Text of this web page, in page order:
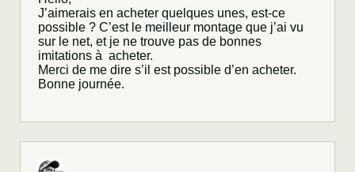
J’aimerais en acheter quelques unes, est-ce
possible ? C’est le meilleur montage que j’ai vu
sur le net, et je ne trouve pas de bonnes
imitations à acheter.
Merci de me dire s’il est possible d’en acheter.
Bonne journée.